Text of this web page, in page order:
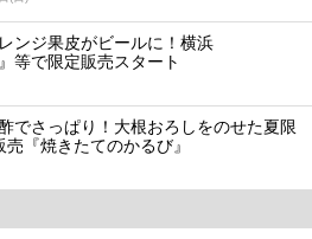
ンジ果皮がビールに！横浜
等で限定販売スタート
でさっぱり！大根おろしをのせた夏限
『焼きたてのかるび』